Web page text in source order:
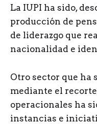
La IUPI ha sido,
producción de
de liderazgo que
nacionalidad e
Otro sector que ha
mediante el
operacionales ha
instancias e